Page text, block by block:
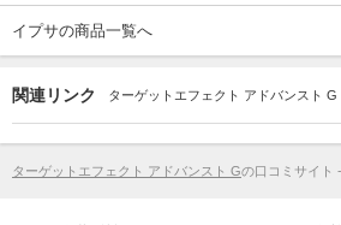
イプサの商品一覧へ
関連リンク ターゲットエフェクト アドバンスト G
ターゲットエフェクト アドバンスト Gの口コミサイト